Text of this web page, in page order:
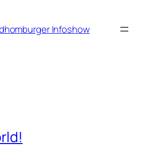
Infoshow